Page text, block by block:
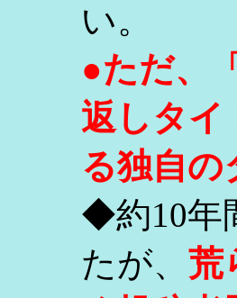
い。
●ただ、
返しタイ
る独自の
◆約10年
たが、 荒